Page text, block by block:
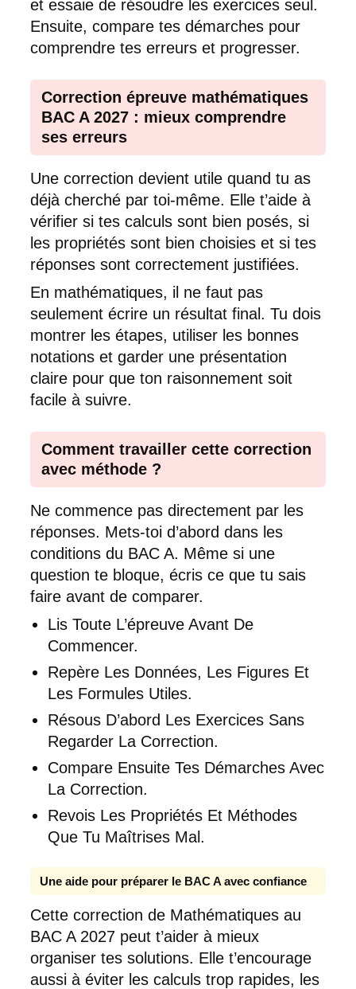
et essaie de résoudre les exercices seul.
Ensuite, compare tes démarches pour
comprendre tes erreurs et progresser.
Correction épreuve mathématiques
BAC A 2027 : mieux comprendre
ses erreurs
Une correction devient utile quand tu as
déjà cherché par toi-même. Elle t’aide à
vérifier si tes calculs sont bien posés, si
les propriétés sont bien choisies et si tes
réponses sont correctement justifiées.
En mathématiques, il ne faut pas
seulement écrire un résultat final. Tu dois
montrer les étapes, utiliser les bonnes
notations et garder une présentation
claire pour que ton raisonnement soit
facile à suivre.
Comment travailler cette correction
avec méthode ?
Ne commence pas directement par les
réponses. Mets-toi d’abord dans les
conditions du BAC A. Même si une
question te bloque, écris ce que tu sais
faire avant de comparer.
Lis Toute L’épreuve Avant De
Commencer.
Repère Les Données, Les Figures Et
Les Formules Utiles.
Résous D’abord Les Exercices Sans
Regarder La Correction.
Compare Ensuite Tes Démarches Avec
La Correction.
Revois Les Propriétés Et Méthodes
Que Tu Maîtrises Mal.
Une aide pour préparer le BAC A avec confiance
Cette correction de Mathématiques au
BAC A 2027 peut t’aider à mieux
organiser tes solutions. Elle t’encourage
aussi à éviter les calculs trop rapides, les